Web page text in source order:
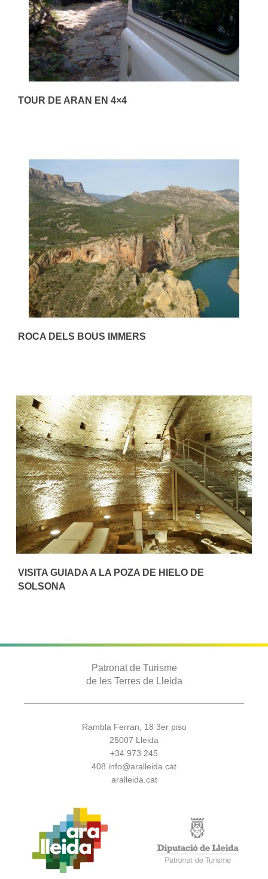
TOUR DE ARAN EN 4×4
ROCA DELS BOUS IMMERS
VISITA GUIADA A LA POZA DE HIELO DE
SOLSONA
Patronat de Turisme
de les Terres de Lleida
Rambla Ferran, 18 3er piso
25007 Lleida
+34 973 245
408 info@aralleida.cat
aralleida.cat